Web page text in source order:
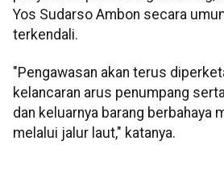
Yos Sudarso Ambon secara
terkendali.
"Pengawasan akan terus
kelancaran arus penumpang
dan keluarnya barang berbahaya
melalui jalur laut," katanya.